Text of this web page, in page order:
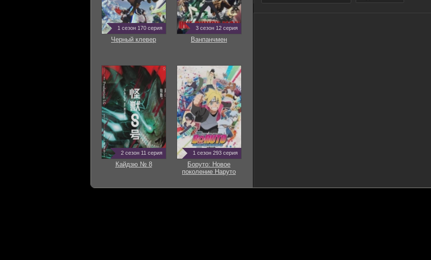
1 сезон 170 серия
Черный клевер
3 сезон 12 серия
Ванпанчмен
2 сезон 11 серия
Кайдзю № 8
1 сезон 293 серия
Боруто: Новое
поколение Наруто